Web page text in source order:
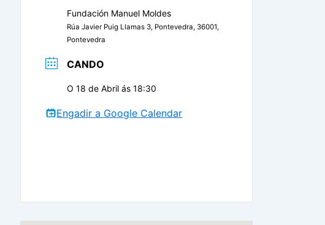
Fundación Manuel Moldes
Rúa Javier Puig Llamas 3, Pontevedra, 36001,
Pontevedra
CANDO
O 18 de Abril ás 18:30
Engadir a Google Calendar